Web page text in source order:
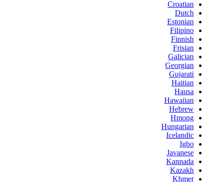
Croatian
Dutch
Estonian
Filipino
Finnish
Frisian
Galician
Georgian
Gujarati
Haitian
Hausa
Hawaiian
Hebrew
Hmong
Hungarian
Icelandic
Igbo
Javanese
Kannada
Kazakh
Khmer